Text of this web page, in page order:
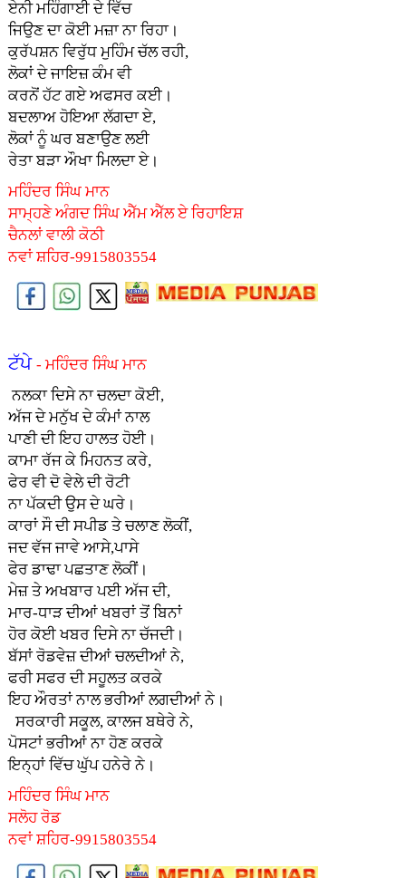
ਏਨੀ ਮਹਿੰਗਾਈ ਦੇ ਵਿੱਚ
ਜਿਉਣ ਦਾ ਕੋਈ ਮਜ਼ਾ ਨਾ ਰਿਹਾ।
ਕੁਰੱਪਸ਼ਨ ਵਿਰੁੱਧ ਮੁਹਿੰਮ ਚੱਲ ਰਹੀ,
ਲੋਕਾਂ ਦੇ ਜਾਇਜ਼ ਕੰਮ ਵੀ
ਕਰਨੋਂ ਹੱਟ ਗਏ ਅਫਸਰ ਕਈ।
ਬਦਲਾਅ ਹੋਇਆ ਲੱਗਦਾ ਏ,
ਲੋਕਾਂ ਨੂੰ ਘਰ ਬਣਾਉਣ ਲਈ
ਰੇਤਾ ਬੜਾ ਔਖਾ ਮਿਲਦਾ ਏ।
ਮਹਿੰਦਰ ਸਿੰਘ ਮਾਨ
ਸਾਮ੍ਹਣੇ ਅੰਗਦ ਸਿੰਘ ਐੱਮ ਐੱਲ ਏ ਰਿਹਾਇਸ਼
ਚੈਨਲਾਂ ਵਾਲੀ ਕੋਠੀ
ਨਵਾਂ ਸ਼ਹਿਰ-9915803554
ਟੱਪੇ - ਮਹਿੰਦਰ ਸਿੰਘ ਮਾਨ
ਨਲਕਾ ਦਿਸੇ ਨਾ ਚਲਦਾ ਕੋਈ,
ਅੱਜ ਦੇ ਮਨੁੱਖ ਦੇ ਕੰਮਾਂ ਨਾਲ
ਪਾਣੀ ਦੀ ਇਹ ਹਾਲਤ ਹੋਈ।
ਕਾਮਾ ਰੱਜ ਕੇ ਮਿਹਨਤ ਕਰੇ,
ਫੇਰ ਵੀ ਦੋ ਵੇਲੇ ਦੀ ਰੋਟੀ
ਨਾ ਪੱਕਦੀ ਉਸ ਦੇ ਘਰੇ।
ਕਾਰਾਂ ਸੌ ਦੀ ਸਪੀਡ ਤੇ ਚਲਾਣ ਲੋਕੀਂ,
ਜਦ ਵੱਜ ਜਾਵੇ ਆਸੇ,ਪਾਸੇ
ਫੇਰ ਡਾਢਾ ਪਛਤਾਣ ਲੋਕੀਂ।
ਮੇਜ਼ ਤੇ ਅਖਬਾਰ ਪਈ ਅੱਜ ਦੀ,
ਮਾਰ-ਧਾੜ ਦੀਆਂ ਖਬਰਾਂ ਤੋਂ ਬਿਨਾਂ
ਹੋਰ ਕੋਈ ਖਬਰ ਦਿਸੇ ਨਾ ਚੱਜਦੀ।
ਬੱਸਾਂ ਰੋਡਵੇਜ਼ ਦੀਆਂ ਚਲਦੀਆਂ ਨੇ,
ਫਰੀ ਸਫਰ ਦੀ ਸਹੂਲਤ ਕਰਕੇ
ਇਹ ਔਰਤਾਂ ਨਾਲ ਭਰੀਆਂ ਲਗਦੀਆਂ ਨੇ।
ਸਰਕਾਰੀ ਸਕੂਲ, ਕਾਲਜ ਬਥੇਰੇ ਨੇ,
ਪੋਸਟਾਂ ਭਰੀਆਂ ਨਾ ਹੋਣ ਕਰਕੇ
ਇਨ੍ਹਾਂ ਵਿੱਚ ਘੁੱਪ ਹਨੇਰੇ ਨੇ।
ਮਹਿੰਦਰ ਸਿੰਘ ਮਾਨ
ਸਲੋਹ ਰੋਡ
ਨਵਾਂ ਸ਼ਹਿਰ-9915803554